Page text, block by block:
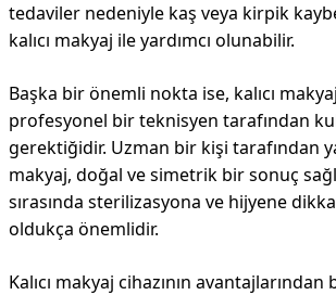
tedaviler nedeniyle kaş veya kirpik
kalıcı makyaj ile yardımcı olunabilir.
Başka bir önemli nokta ise, kalıcı
profesyonel bir teknisyen tarafından
gerektiğidir. Uzman bir kişi tarafından
makyaj, doğal ve simetrik bir sonuç
sırasında sterilizasyona ve hijyene
oldukça önemlidir.
Kalıcı makyaj cihazının